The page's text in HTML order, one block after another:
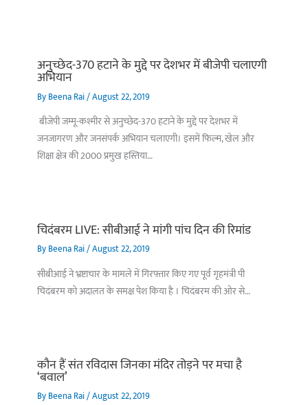
अनुच्छेद-370 हटाने के मुद्दे पर देशभर में बीजेपी चलाएगी
अभियान
ByBeena Rai/August 22, 2019
बीजेपी जम्मू-कश्मीर से अनुच्छेद-370 हटाने के मुद्दे पर देशभर में
जनजागरण और जनसंपर्क अभियान चलाएगी। इसमें फिल्म, खेल और
शिक्षा क्षेत्र की 2000 प्रमुख हस्तिया…
चिदंबरम LIVE: सीबीआई ने मांगी पांच दिन की रिमांड
ByBeena Rai/August 22, 2019
सीबीआई ने भ्रष्टाचार के मामले में गिरफ़्तार किए गए पूर्व गृहमंत्री पी
चिदंबरम को अदालत के समक्ष पेश किया है । चिदंबरम की ओर से…
कौन हैं संत रविदास जिनका मंदिर तोड़ने पर मचा है
‘बवाल’
ByBeena Rai/August 22, 2019